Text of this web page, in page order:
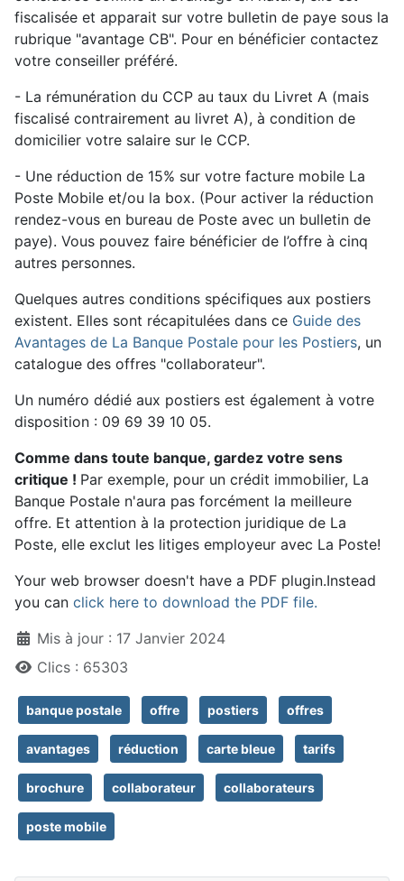
fiscalisée et apparait sur votre bulletin de paye sous la
rubrique "avantage CB". Pour en bénéficier contactez
votre conseiller préféré.
- La rémunération du CCP au taux du Livret A (mais
fiscalisé contrairement au livret A), à condition de
domicilier votre salaire sur le CCP.
- Une réduction de 15% sur votre facture mobile La
Poste Mobile et/ou la box. (Pour activer la réduction
rendez-vous en bureau de Poste avec un bulletin de
paye). Vous pouvez faire bénéficier de l’offre à cinq
autres personnes.
Quelques autres conditions spécifiques aux postiers
existent. Elles sont récapitulées dans ce Guide des
Avantages de La Banque Postale pour les Postiers, un
catalogue des offres "collaborateur".
Un numéro dédié aux postiers est également à votre
disposition : 09 69 39 10 05.
Comme dans toute banque, gardez votre sens
critique ! Par exemple, pour un crédit immobilier, La
Banque Postale n'aura pas forcément la meilleure
offre. Et attention à la protection juridique de La
Poste, elle exclut les litiges employeur avec La Poste!
Your web browser doesn't have a PDF plugin.Instead
you can click here to download the PDF file.
DétailsMis à jour : 17 Janvier 2024
Clics : 65303
banque postale offre postiers offres
avantages réduction carte bleue tarifs
brochure collaborateur collaborateurs
poste mobile